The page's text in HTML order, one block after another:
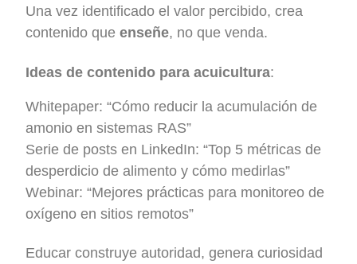
Una vez identificado el valor percibido, crea
contenido queenseñe, no que venda.
Ideas de contenido para acuicultura:
Whitepaper: “Cómo reducir la acumulación de
amonio en sistemas RAS”
Serie de posts en LinkedIn: “Top 5 métricas de
desperdicio de alimento y cómo medirlas”
Webinar: “Mejores prácticas para monitoreo de
oxígeno en sitios remotos”
Educar construye autoridad, genera curiosidad